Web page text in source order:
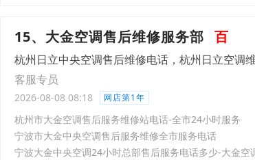
15、大金空调售后维修服务部 百
杭州日立中央空调售后维修电话，杭州日立空调
客服专员
2026-08-08 08:18 网店第1年
杭州市大金空调售后服务维修站电话-全市24小时服务
宁波市大金中央空调售后服务维修全市服务电话
宁波大金中央空调24小时总部售后服务电话多少-大金空